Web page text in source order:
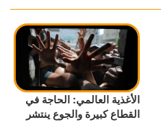
الأغذية العالمي: الحاجة في
القطاع كبيرة والجوع ينتشر